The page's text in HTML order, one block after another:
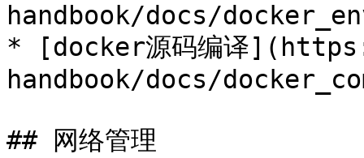
handbook/docs/
* [docker源码编译
handbook/docs/
## 网络管理